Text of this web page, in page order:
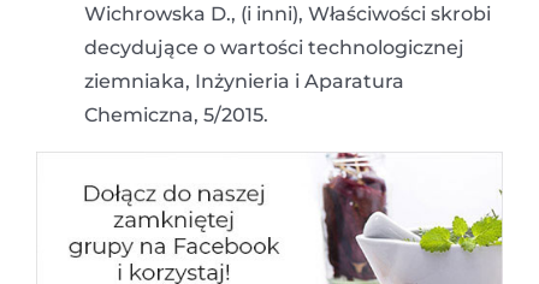
Wichrowska D., (i inni), Właściwości skrobi
decydujące o wartości technologicznej
ziemniaka, Inżynieria i Aparatura
Chemiczna, 5/2015.